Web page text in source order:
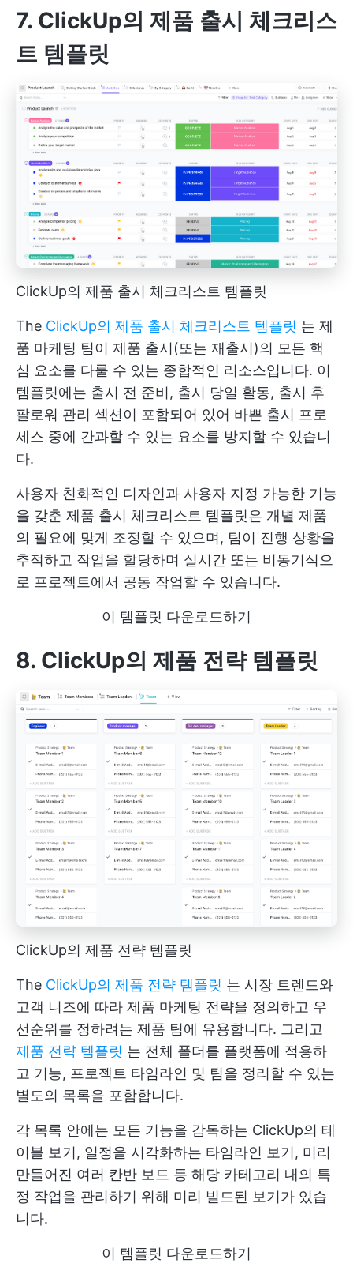
7. ClickUp의 제품 출시 체크리스
트 템플릿
ClickUp의 제품 출시 체크리스트 템플릿
The ClickUp의 제품 출시 체크리스트 템플릿 는 제
품 마케팅 팀이 제품 출시(또는 재출시)의 모든 핵
심 요소를 다룰 수 있는 종합적인 리소스입니다. 이
템플릿에는 출시 전 준비, 출시 당일 활동, 출시 후
팔로워 관리 섹션이 포함되어 있어 바쁜 출시 프로
세스 중에 간과할 수 있는 요소를 방지할 수 있습니
다.
사용자 친화적인 디자인과 사용자 지정 가능한 기능
을 갖춘 제품 출시 체크리스트 템플릿은 개별 제품
의 필요에 맞게 조정할 수 있으며, 팀이 진행 상황을
추적하고 작업을 할당하며 실시간 또는 비동기식으
로 프로젝트에서 공동 작업할 수 있습니다.
이 템플릿 다운로드하기
8. ClickUp의 제품 전략 템플릿
ClickUp의 제품 전략 템플릿
The ClickUp의 제품 전략 템플릿 는 시장 트렌드와
고객 니즈에 따라 제품 마케팅 전략을 정의하고 우
선순위를 정하려는 제품 팀에 유용합니다. 그리고
제품 전략 템플릿 는 전체 폴더를 플랫폼에 적용하
고 기능, 프로젝트 타임라인 및 팀을 정리할 수 있는
별도의 목록을 포함합니다.
각 목록 안에는 모든 기능을 감독하는 ClickUp의 테
이블 보기, 일정을 시각화하는 타임라인 보기, 미리
만들어진 여러 칸반 보드 등 해당 카테고리 내의 특
정 작업을 관리하기 위해 미리 빌드된 보기가 있습
니다.
이 템플릿 다운로드하기